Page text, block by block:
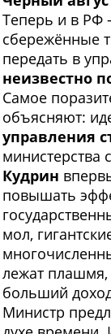
Теперь и в РФ
сбережённые
передать в
неизвестно
Самое
объясняют:
управления
министерства с
Кудрин
повышать
мол,
лежат плашмя,
больший
Министр